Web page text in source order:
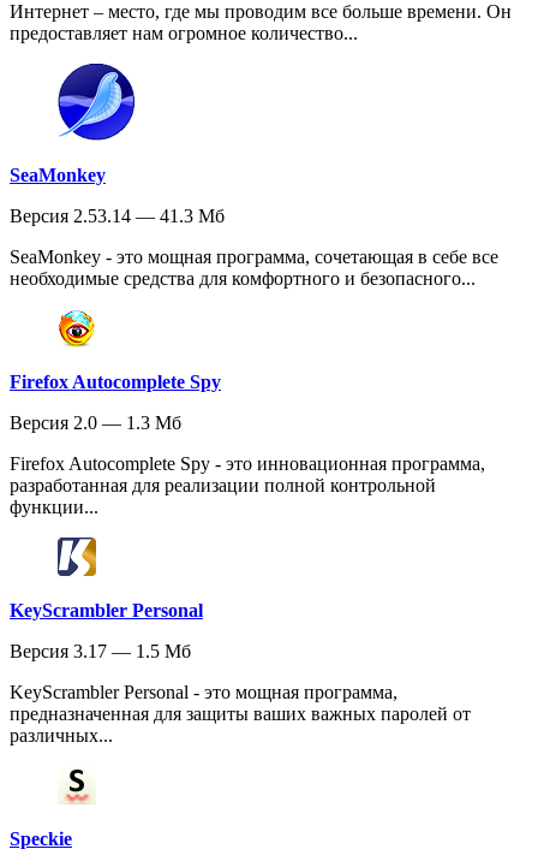
Интернет – место, где мы проводим все больше времени. Он
предоставляет нам огромное количество...
SeaMonkey
Версия 2.53.14 — 41.3 Мб
SeaMonkey - это мощная программа, сочетающая в себе все
необходимые средства для комфортного и безопасного...
Firefox Autocomplete Spy
Версия 2.0 — 1.3 Мб
Firefox Autocomplete Spy - это инновационная программа,
разработанная для реализации полной контрольной
функции...
KeyScrambler Personal
Версия 3.17 — 1.5 Мб
KeyScrambler Personal - это мощная программа,
предназначенная для защиты ваших важных паролей от
различных...
Speckie